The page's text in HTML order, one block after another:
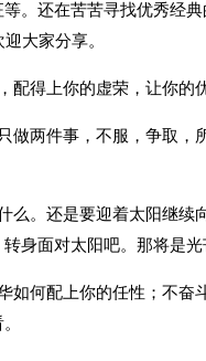
。还在苦苦寻找优秀经
大家分享。
得上你的虚荣，让你的
两件事，不服，争取，
。还是要迎着太阳继续
身面对太阳吧。那将是光
何配上你的任性；不奋